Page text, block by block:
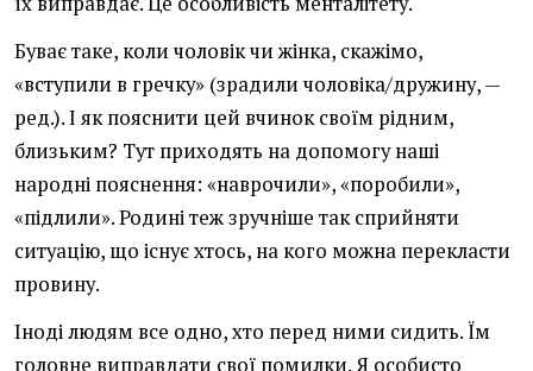
Буває таке, коли чоловік чи жінка, скажімо,
«вступили в гречку» (зрадили чоловіка/дружину, —
ред.). І як пояснити цей вчинок своїм рідним,
близьким? Тут приходять на допомогу наші
народні пояснення: «наврочили», «поробили»,
«підлили». Родині теж зручніше так сприйняти
ситуацію, що існує хтось, на кого можна перекласти
провину.
Іноді людям все одно, хто перед ними сидить. Їм
головне виправдати свої помилки. Я особисто